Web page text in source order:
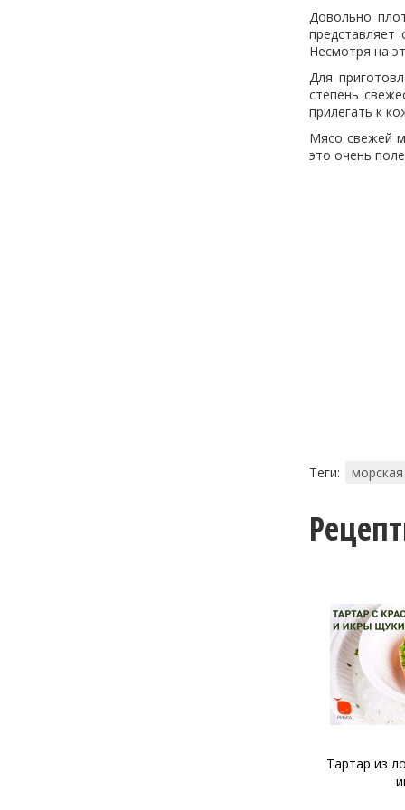
Довольно
Несмотря на
Для
степень
прилегать к
Мясо свежей
это очень
Теги:
Тартар из